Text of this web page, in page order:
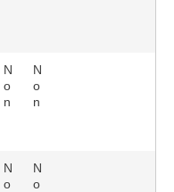
N
o
n
N
o
n
N
o
N
o